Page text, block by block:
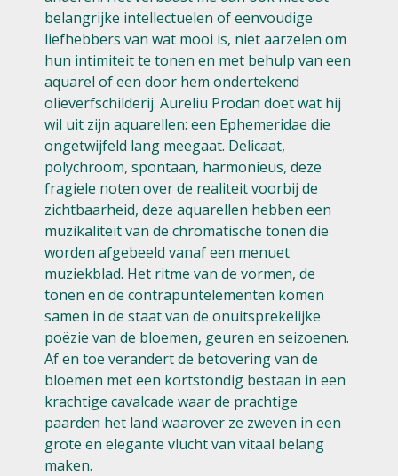
belangrijke intellectuelen of eenvoudige
liefhebbers van wat mooi is, niet aarzelen om
hun intimiteit te tonen en met behulp van een
aquarel of een door hem ondertekend
olieverfschilderij. Aureliu Prodan doet wat hij
wil uit zijn aquarellen: een Ephemeridae die
ongetwijfeld lang meegaat. Delicaat,
polychroom, spontaan, harmonieus, deze
fragiele noten over de realiteit voorbij de
zichtbaarheid, deze aquarellen hebben een
muzikaliteit van de chromatische tonen die
worden afgebeeld vanaf een menuet
muziekblad. Het ritme van de vormen, de
tonen en de contrapuntelementen komen
samen in de staat van de onuitsprekelijke
poëzie van de bloemen, geuren en seizoenen.
Af en toe verandert de betovering van de
bloemen met een kortstondig bestaan in een
krachtige cavalcade waar de prachtige
paarden het land waarover ze zweven in een
grote en elegante vlucht van vitaal belang
maken.